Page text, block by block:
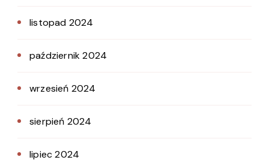
listopad 2024
październik 2024
wrzesień 2024
sierpień 2024
lipiec 2024